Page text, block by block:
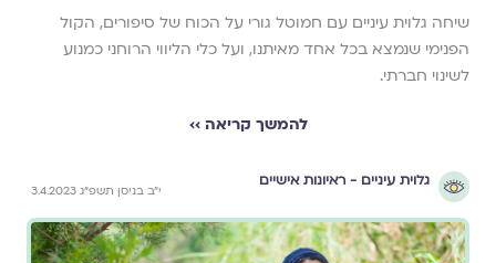
שיחה גלוית עיניים עם חמוטל גורי על הכוח של סיפורים, הקול
הפנימי שנמצא בכל אחד מאיתנו, ועל כלי הליווי הרוחני כמנוע
לשינוי חברתי.
להמשך קריאה ››
גלוית עיניים - ראיונות אישיים
י״ב בניסן תשפ״ג 3.4.2023